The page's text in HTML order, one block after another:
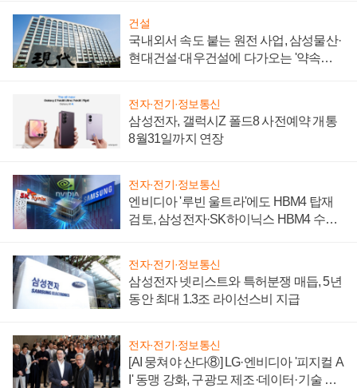
건설
국내외서 속도 붙는 원전 사업, 삼성물산·
현대건설·대우건설에 다가오는 '약속의
전자·전기·정보통신
삼성전자, 갤럭시Z 폴드8 사전예약 개통
8월31일까지 연장
전자·전기·정보통신
엔비디아 '루빈 울트라'에도 HBM4 탑재
검토, 삼성전자·SK하이닉스 HBM4 수율
전자·전기·정보통신
삼성전자 넷리스트와 특허분쟁 매듭, 5년
동안 최대 1.3조 라이선스비 지급
전자·전기·정보통신
[AI 뭉쳐야 산다⑧] LG·엔비디아 '피지컬 A
I' 동맹 강화, 구광모 제조·데이터·기술 결